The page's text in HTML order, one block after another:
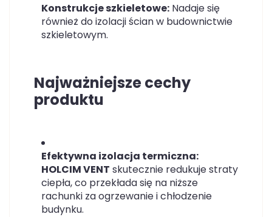
Konstrukcje szkieletowe: Nadaje się
również do izolacji ścian w budownictwie
szkieletowym.
Najważniejsze cechy
produktu
Efektywna izolacja termiczna:
HOLCIM VENT skutecznie redukuje straty
ciepła, co przekłada się na niższe
rachunki za ogrzewanie i chłodzenie
budynku.